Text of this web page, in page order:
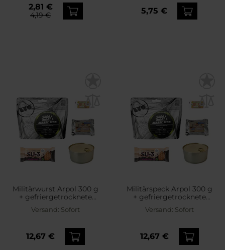
2,81 €
4,19 € 5,75 €
Militärwurst Arpol 300 g
+ gefriergetrocknete
Lebensmittel LYOFOOD +
Zwieback Piast + Riegel -
Versand: Sofort
12,67 €
Militärspeck Arpol 300 g
+ gefriergetrocknete
Lebensmittel LYOFOOD +
Zwieback Piast + Riegel -
Versand: Sofort
12,67 €